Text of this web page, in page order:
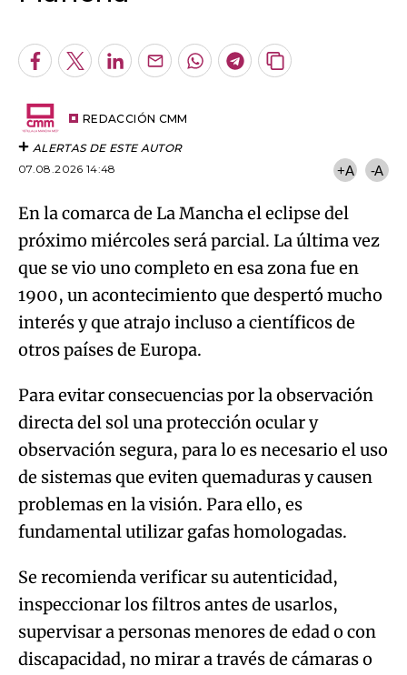
Facebook
TwitterLinkedInEnviarWhatsapp
Telegram
Copiar
REDACCIÓN CMM
ALERTAS DE ESTE AUTOR
07.08.2026 14:48
+A -A
En la comarca de La Mancha el eclipse del
próximo miércoles será parcial. La última vez
que se vio uno completo en esa zona fue en
1900, un acontecimiento que despertó mucho
interés y que atrajo incluso a científicos de
otros países de Europa.
Para evitar consecuencias por la observación
directa del sol una protección ocular y
observación segura, para lo es necesario el uso
de sistemas que eviten quemaduras y causen
problemas en la visión. Para ello, es
fundamental utilizar gafas homologadas.
Se recomienda verificar su autenticidad,
inspeccionar los filtros antes de usarlos,
supervisar a personas menores de edad o con
discapacidad, no mirar a través de cámaras o